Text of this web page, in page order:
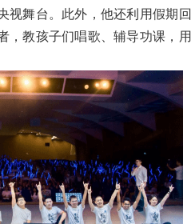
视舞台。此外，他还利用假期回
，教孩子们唱歌、辅导功课，用